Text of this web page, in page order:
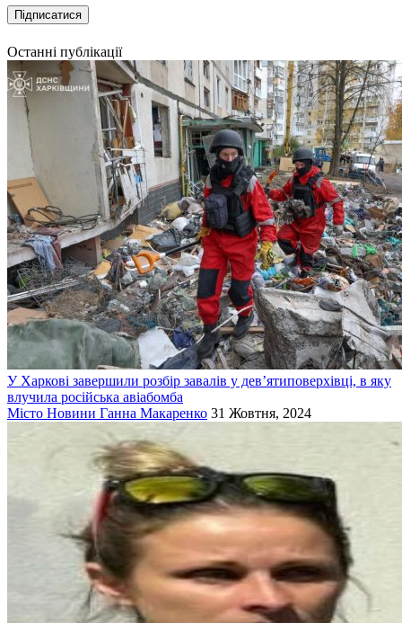
Останні публікації
У Харкові завершили розбір завалів у дев’ятиповерхівці, в яку
влучила російська авіабомба
Місто Новини Ганна Макаренко 31 Жовтня, 2024